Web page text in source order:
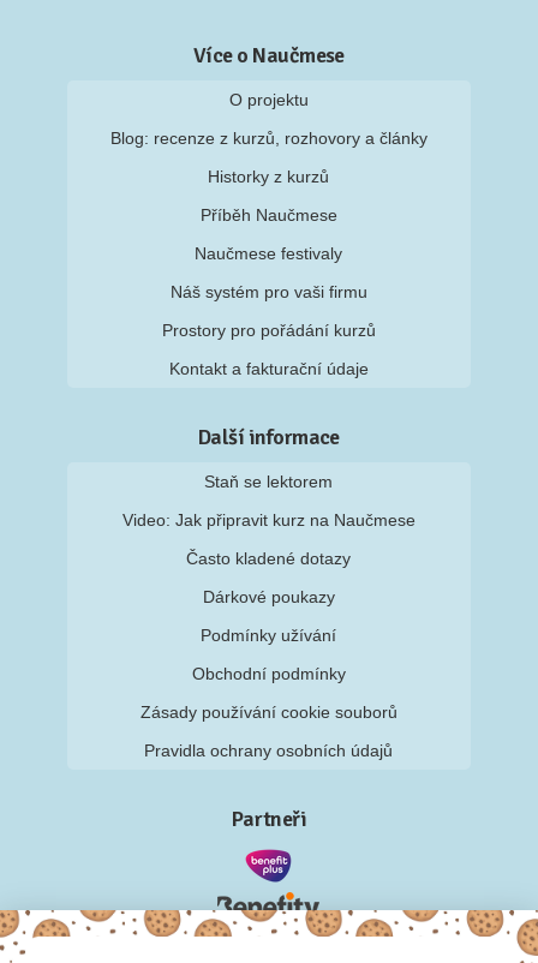
Více o Naučmese
O projektu
Blog: recenze z kurzů, rozhovory a články
Historky z kurzů
Příběh Naučmese
Naučmese festivaly
Náš systém pro vaši firmu
Prostory pro pořádání kurzů
Kontakt a fakturační údaje
Další informace
Staň se lektorem
Video: Jak připravit kurz na Naučmese
Často kladené dotazy
Dárkové poukazy
Podmínky užívání
Obchodní podmínky
Zásady používání cookie souborů
Pravidla ochrany osobních údajů
Partneři